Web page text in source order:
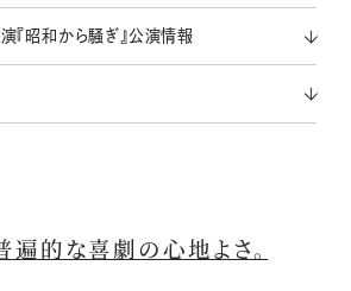
『昭和から騒ぎ』公演情報
遍的な喜劇の心地よさ。